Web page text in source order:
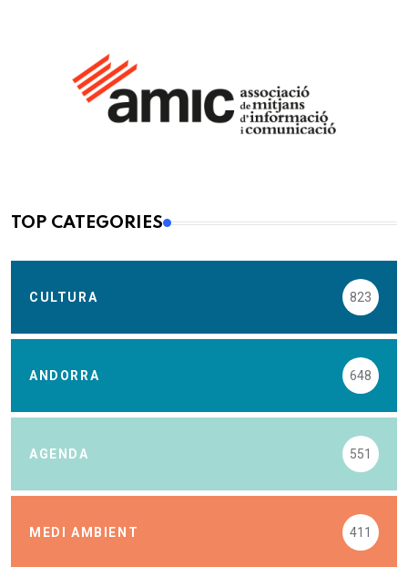
TOP CATEGORIES
CULTURA 823
ANDORRA 648
AGENDA 551
MEDI AMBIENT 411